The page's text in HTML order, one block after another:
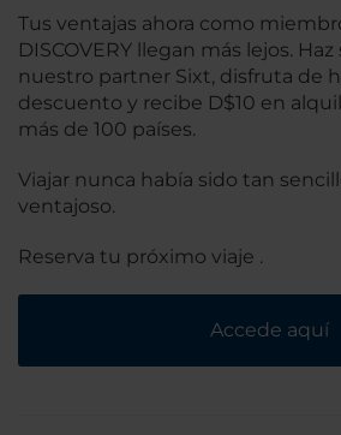
Tus ventajas ahora como
DISCOVERY llegan más lejos.
nuestro partner Sixt, disfruta de
descuento y recibe D$10 en
más de 100 países.
Viajar nunca había sido tan
ventajoso.
Reserva tu próximo viaje .
Accede aquí